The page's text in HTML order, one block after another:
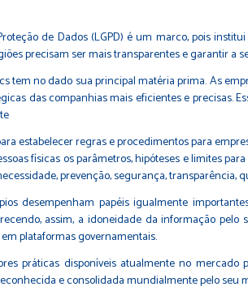
de Dados (LGPD) é um marco, pois
precisam ser mais transparentes e garantir a
tem no dado sua principal matéria prima. As
das companhias mais eficientes e precisas.
estabelecer regras e procedimentos para
físicas os parâmetros, hipóteses e limites
prevenção, segurança, transparência,
desempenham papéis igualmente
assim, a idoneidade da informação
plataformas governamentais.
práticas disponíveis atualmente no mercado
e consolidada mundialmente pelo seu